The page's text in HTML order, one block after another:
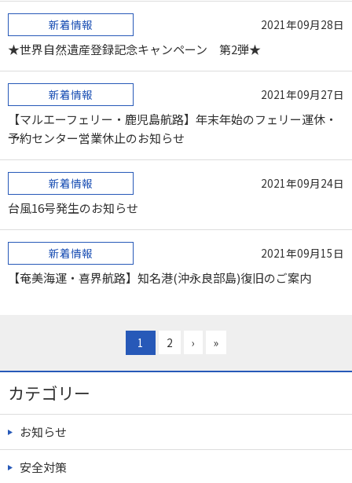
新着情報 2021年09月28日
★世界自然遺産登録記念キャンペーン 第2弾★
新着情報 2021年09月27日
【マルエーフェリー・鹿児島航路】年末年始のフェリー運休・
予約センター営業休止のお知らせ
新着情報 2021年09月24日
台風16号発生のお知らせ
新着情報 2021年09月15日
【奄美海運・喜界航路】知名港(沖永良部島)復旧のご案内
1 2 › »
カテゴリー
お知らせ
安全対策